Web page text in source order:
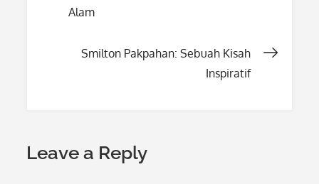
navigation
Alam
Smilton Pakpahan: Sebuah Kisah
Inspiratif
Leave a Reply